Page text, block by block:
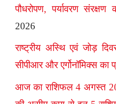
पौधरोपण, पर्यावरण
2026
राष्ट्रीय अस्थि एवं जोड़
सीपीआर और एर्गोनॉमिक्स का
आज का राशिफल 4 अगस्त